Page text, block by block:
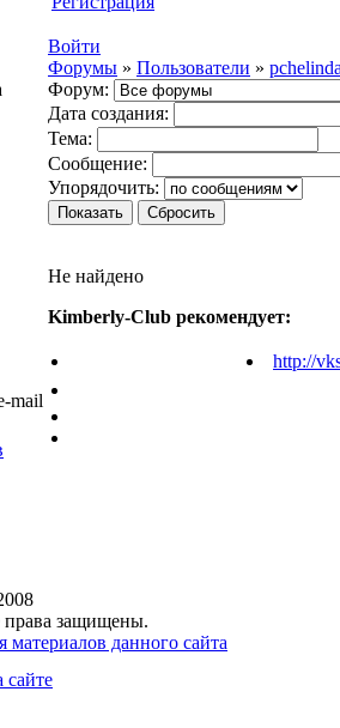
mail
Войти
Форумы » Пользователи »
Форум:
Дата создания:
Тема:
Cooбщение:
Упорядочить:
Не найдено
Kimberly-Club рекомендует:
http://
защищены.
материалов данного сайта
сайте